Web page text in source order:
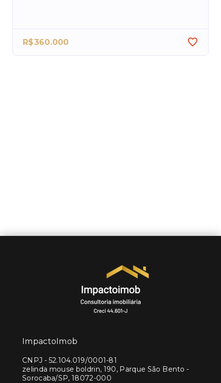
R$360.000
ImpactoImob
CNPJ - 52.104.019/0001-81
zelinda mouse boldrin, 190, Parque São Bento -
Sorocaba/SP, 18072-000